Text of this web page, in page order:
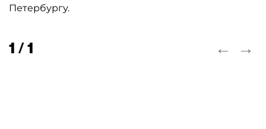
Петербургу.
1 / 1 ← →